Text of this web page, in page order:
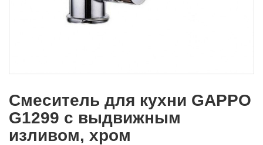
Смеситель для кухни GAPPO
G1299 с выдвижным
изливом, хром